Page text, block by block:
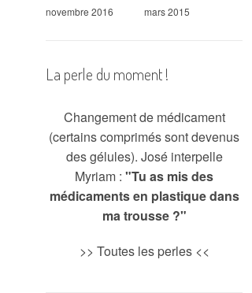
novembre 2016 mars 2015
La perle du moment !
Changement de médicament
(certains comprimés sont devenus
des gélules). José interpelle
Myriam : "Tu as mis des
médicaments en plastique dans
ma trousse ?"
>> Toutes les perles<<